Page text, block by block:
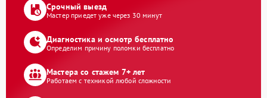
Срочный выезд
Мастер приедет уже через 30 минут
Диагностика и осмотр бесплатно
Определим причину поломки бесплатно
Мастера со стажем 7+ лет
Работаем с техникой любой сложности